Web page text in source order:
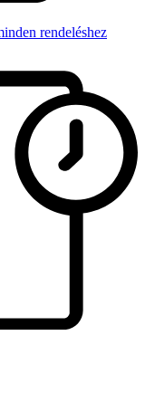
rendeléshez